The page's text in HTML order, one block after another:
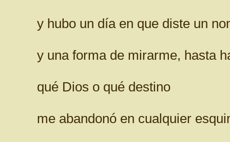
y hubo un día en que diste un
y una forma de mirarme, hasta
qué Dios o qué destino
me abandonó en cualquier